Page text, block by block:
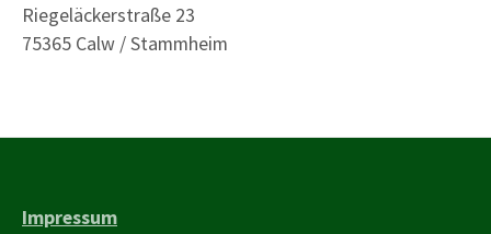
Riegeläckerstraße 23
75365 Calw / Stammheim
Impressum